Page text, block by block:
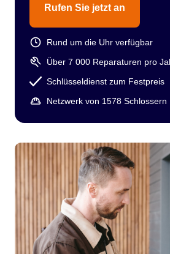
Rufen Sie jetzt an
Rund um die Uhr verfügbar
Über 7 000 Reparaturen pro
Schlüsseldienst zum Festpreis
Netzwerk von 1578 Schlossern